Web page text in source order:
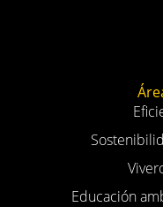
Educación